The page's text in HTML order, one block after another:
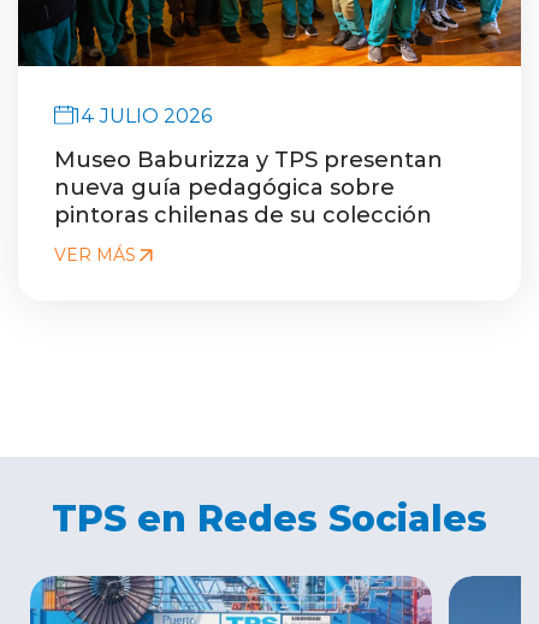
14 JULIO 2026
Museo Baburizza y TPS presentan
nueva guía pedagógica sobre
pintoras chilenas de su colección
VER MÁS
TPS en Redes Sociales